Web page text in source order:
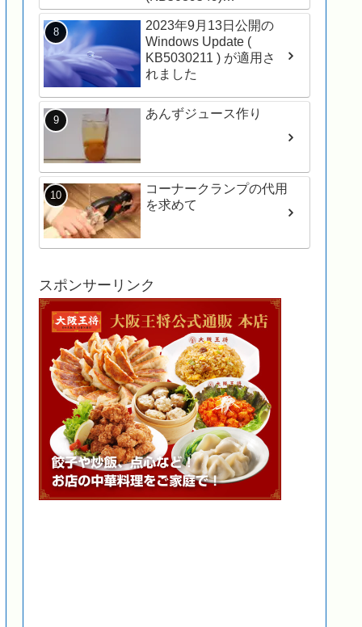
(26200.8457) ) が適用さ
れました
2023年9月13日公開の
Windows Update (
KB5030211 ) が適用さ
れました
あんずジュース作り
コーナークランプの代用
を求めて
スポンサーリンク